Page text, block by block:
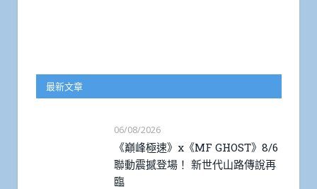
最新文章
06/08/2026
《巔峰極速》x《MF GHOST》8/6
聯動震撼登場！ 新世代山路傳說再
臨